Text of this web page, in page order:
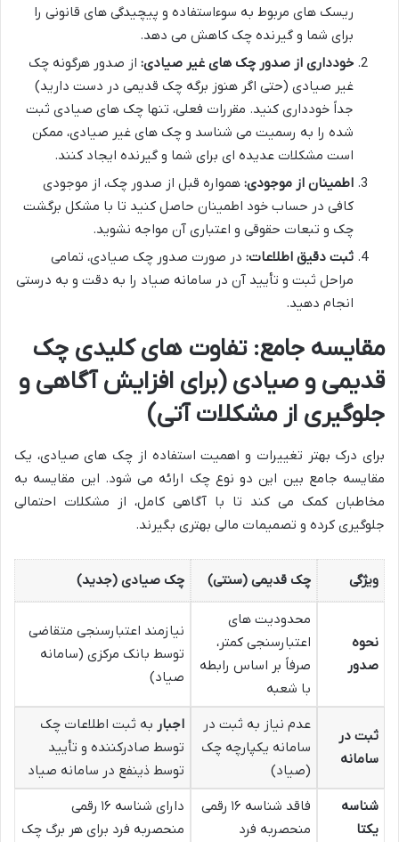
ریسک های مربوط به سوءاستفاده و پیچیدگی های قانونی را
برای شما و گیرنده چک کاهش می دهد.
خودداری از صدور چک های غیر صیادی: از صدور هرگونه چک
غیر صیادی (حتی اگر هنوز برگه چک قدیمی در دست دارید)
جداً خودداری کنید. مقررات فعلی، تنها چک های صیادی ثبت
شده را به رسمیت می شناسد و چک های غیر صیادی، ممکن
است مشکلات عدیده ای برای شما و گیرنده ایجاد کنند.
اطمینان از موجودی: همواره قبل از صدور چک، از موجودی
کافی در حساب خود اطمینان حاصل کنید تا با مشکل برگشت
چک و تبعات حقوقی و اعتباری آن مواجه نشوید.
ثبت دقیق اطلاعات: در صورت صدور چک صیادی، تمامی
مراحل ثبت و تأیید آن در سامانه صیاد را به دقت و به درستی
انجام دهید.
مقایسه جامع: تفاوت های کلیدی چک
قدیمی و صیادی (برای افزایش آگاهی و
جلوگیری از مشکلات آتی)
برای درک بهتر تغییرات و اهمیت استفاده از چک های صیادی، یک
مقایسه جامع بین این دو نوع چک ارائه می شود. این مقایسه به
مخاطبان کمک می کند تا با آگاهی کامل، از مشکلات احتمالی
جلوگیری کرده و تصمیمات مالی بهتری بگیرند.
ویژگی چک قدیمی (سنتی) چک صیادی (جدید)
نحوه
صدور
محدودیت های
اعتبارسنجی کمتر،
صرفاً بر اساس رابطه
با شعبه
نیازمند اعتبارسنجی متقاضی
توسط بانک مرکزی (سامانه
صیاد)
ثبت در
سامانه
عدم نیاز به ثبت در
سامانه یکپارچه چک
(صیاد)
اجبار به ثبت اطلاعات چک
توسط صادرکننده و تأیید
توسط ذینفع در سامانه صیاد
شناسه
یکتا
فاقد شناسه ۱۶ رقمی
منحصربه فرد
دارای شناسه ۱۶ رقمی
منحصربه فرد برای هر برگ چک